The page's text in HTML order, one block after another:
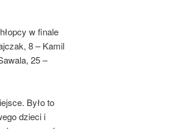
w finale
8 – Kamil
25 –
Było to
dzieci i